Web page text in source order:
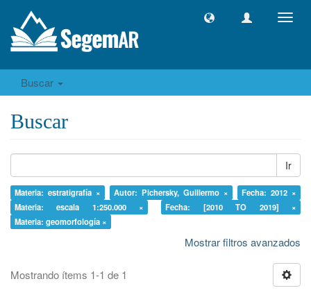
Buscar
Buscar
Ir
Materia: estratigrafía × Autor: Pichersky, Guillermo ×
Fecha: 2012 ×
Materia: escala 1:250.000 ×
Fecha: [2010 TO 2019] ×
Materia: geomorfología ×
Mostrar filtros avanzados
Mostrando ítems 1-1 de 1